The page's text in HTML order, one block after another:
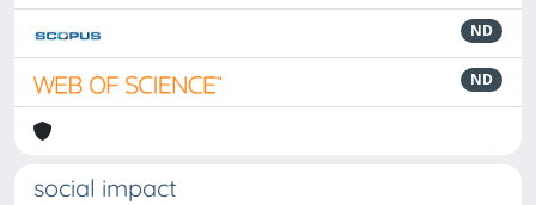
ND
ND
social impact